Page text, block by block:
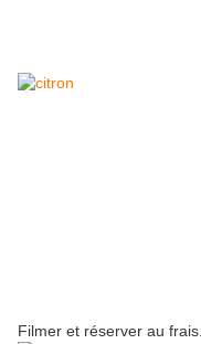
Filmer et réserver au